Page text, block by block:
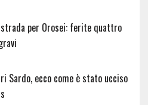
per Orosei: ferite quattro
Sardo, ecco come è stato ucciso